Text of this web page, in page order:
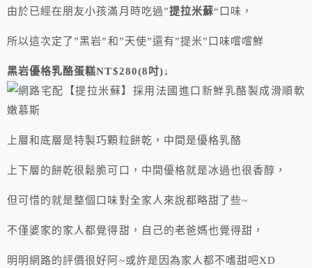
由於已經在朋友小孩滿月時吃過”提拉米蘇“口味，
所以這次定了”黑岩”和”天使”還有”提米”口味嚐嚐鮮
黑岩優格乳酪蛋糕NT$280(8吋)↓
上層和底層是特製巧顆粒餅乾，中間是優格乳酪
上下層的餅乾很鬆脆可口，中間優格就是冰過也很香醇，
但可惜的就是整個口味對全家人來說都略甜了些~
不僅婆家的家人都覺得甜，自己的老爸媽也覺得甜，
明明網路的評價很好阿~或許是因為家人都不嗜甜吧XD